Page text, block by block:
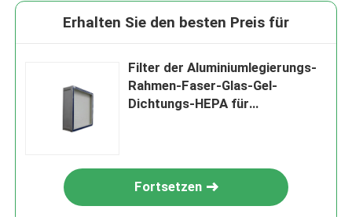
Erhalten Sie den besten Preis für
Filter der Aluminiumlegierungs-
Rahmen-Faser-Glas-Gel-
Dichtungs-HEPA für
Fortsetzen